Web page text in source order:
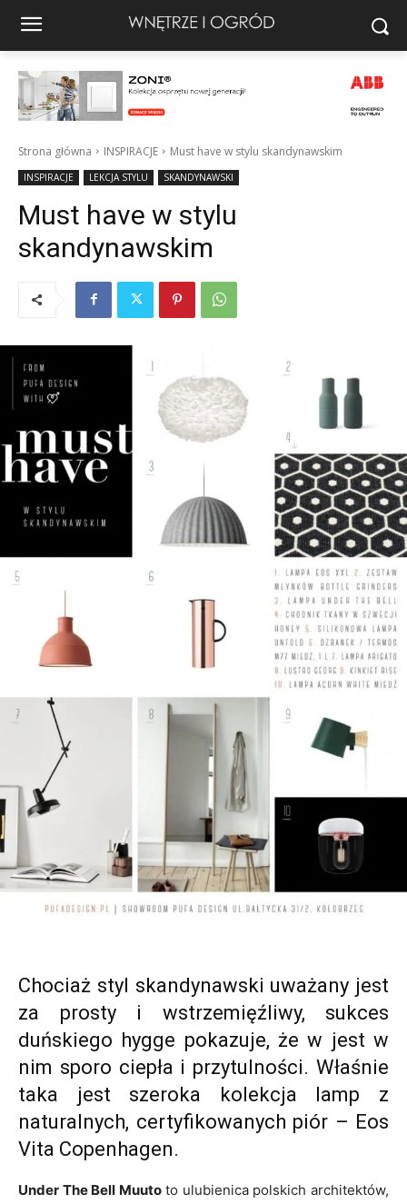
Strona główna INSPIRACJE Must have w stylu skandynawskim
INSPIRACJE LEKCJA STYLU SKANDYNAWSKI
Must have w stylu
skandynawskim
Chociaż styl skandynawski uważany jest
za prosty i wstrzemięźliwy, sukces
duńskiego hygge pokazuje, że w jest w
nim sporo ciepła i przytulności. Właśnie
taka jest szeroka kolekcja lamp z
naturalnych, certyfikowanych piór – Eos
Vita Copenhagen.
Under The Bell Muutoto ulubienica polskich architektów,